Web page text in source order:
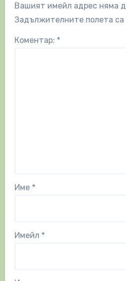
Вашият имейл адрес няма
Задължителните полета са
Коментар: *
Име *
Имейл *